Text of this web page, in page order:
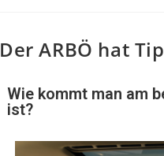
Der ARBÖ hat
Wie kommt man am
ist?